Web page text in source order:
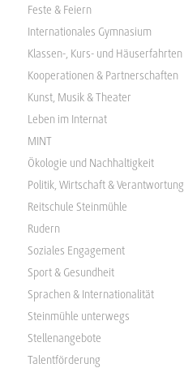
Feste & Feiern
Internationales Gymnasium
Klassen-, Kurs- und Häuserfahrten
Kooperationen & Partnerschaften
Kunst, Musik & Theater
Leben im Internat
MINT
Ökologie und Nachhaltigkeit
Politik, Wirtschaft & Verantwortung
Reitschule Steinmühle
Rudern
Soziales Engagement
Sport & Gesundheit
Sprachen & Internationalität
Steinmühle unterwegs
Stellenangebote
Talentförderung